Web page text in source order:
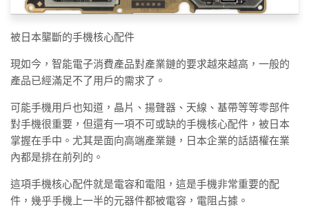
被日本壟斷的手機核心配件
現如今，智能電子消費產品對產業鏈的要求越來越高，一般的
產品已經滿足不了用戶的需求了。
可能手機用戶也知道，晶片、揚聲器、天線、基帶等等零部件
對手機很重要，但還有一項不可或缺的手機核心配件，被日本
掌握在手中。尤其是面向高端產業鏈，日本企業的話語權在業
內都是排在前列的。
這項手機核心配件就是電容和電阻，這是手機非常重要的配
件，幾乎手機上一半的元器件都被電容，電阻占據。